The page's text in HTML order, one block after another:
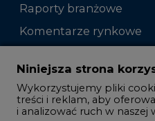
Raporty branżowe
Komentarze rynkowe
Zmiany kadrowe na
Studio CIRE
Rozmowy o energetyce
Niniejsza strona
Wykorzystujemy pliki
treści i reklam, aby
i analizować ruch w naszej